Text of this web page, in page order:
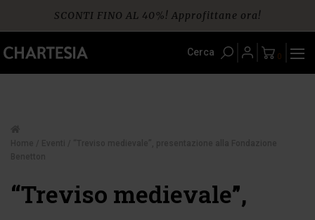
content
SCONTI FINO AL 40%! Approfittane ora!
Spedizione gratuita per ordini da € 60
Cerca 0
“Treviso medievale”,